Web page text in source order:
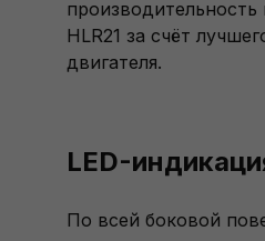
HLR21 за счёт
двигателя.
LED-
По всей боковой